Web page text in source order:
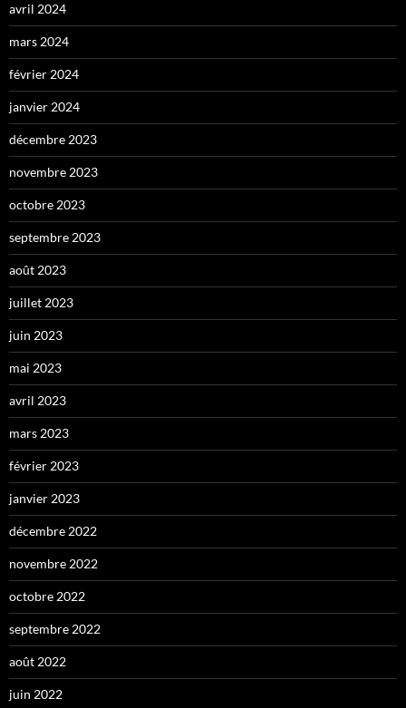
avril 2024
mars 2024
février 2024
janvier 2024
décembre 2023
novembre 2023
octobre 2023
septembre 2023
août 2023
juillet 2023
juin 2023
mai 2023
avril 2023
mars 2023
février 2023
janvier 2023
décembre 2022
novembre 2022
octobre 2022
septembre 2022
août 2022
juin 2022